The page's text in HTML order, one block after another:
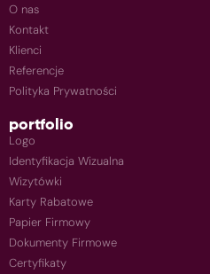
O nas
Kontakt
Klienci
Referencje
Polityka Prywatności
portfolio
Logo
Identyfikacja Wizualna
Wizytówki
Karty Rabatowe
Papier Firmowy
Dokumenty Firmowe
Certyfikaty